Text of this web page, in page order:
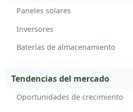
Paneles solares
Inversores
Baterías de almacenamiento
Tendencias del mercado
Oportunidades de crecimiento